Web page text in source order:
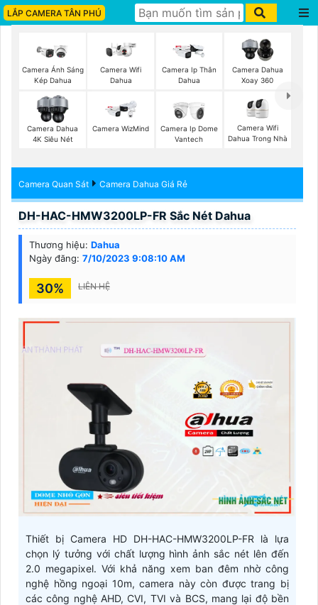
LẮP CAMERA TÂN PHÚ
Camera Ánh Sáng
Kép Dahua
Camera Wifi
Dahua
Camera Ip Thân
Dahua
Camera Dahua
Xoay 360
Camera Dahua
4K Siêu Nét
Camera WizMind
Camera Ip Dome
Vantech
Camera Wifi
Dahua Trong Nhà
Camera Quan Sát Camera Dahua Giá Rẻ
DH-HAC-HMW3200LP-FR Sắc Nét Dahua
Thương hiệu: Dahua
Ngày đăng: 7/10/2023 9:08:10 AM
30% LIÊN HỆ
Thiết bị Camera HD DH-HAC-HMW3200LP-FR là lựa
chọn lý tưởng với chất lượng hình ảnh sắc nét lên đến
2.0 megapixel. Với khả năng xem ban đêm nhờ công
nghệ hồng ngoại 10m, camera này còn được trang bị
các công nghệ AHD, CVI, TVI và BCS, mang lại độ bền